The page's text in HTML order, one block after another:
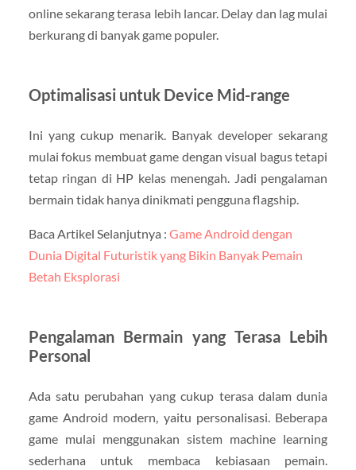
online sekarang terasa lebih lancar. Delay dan lag mulai
berkurang di banyak game populer.
Optimalisasi untuk Device Mid-range
Ini yang cukup menarik. Banyak developer sekarang
mulai fokus membuat game dengan visual bagus tetapi
tetap ringan di HP kelas menengah. Jadi pengalaman
bermain tidak hanya dinikmati pengguna flagship.
Baca Artikel Selanjutnya : Game Android dengan
Dunia Digital Futuristik yang Bikin Banyak Pemain
Betah Eksplorasi
Pengalaman Bermain yang Terasa Lebih
Personal
Ada satu perubahan yang cukup terasa dalam dunia
game Android modern, yaitu personalisasi. Beberapa
game mulai menggunakan sistem machine learning
sederhana untuk membaca kebiasaan pemain.